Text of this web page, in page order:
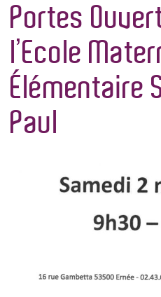
Portes
l’Ecole
Élémentaire
Paul